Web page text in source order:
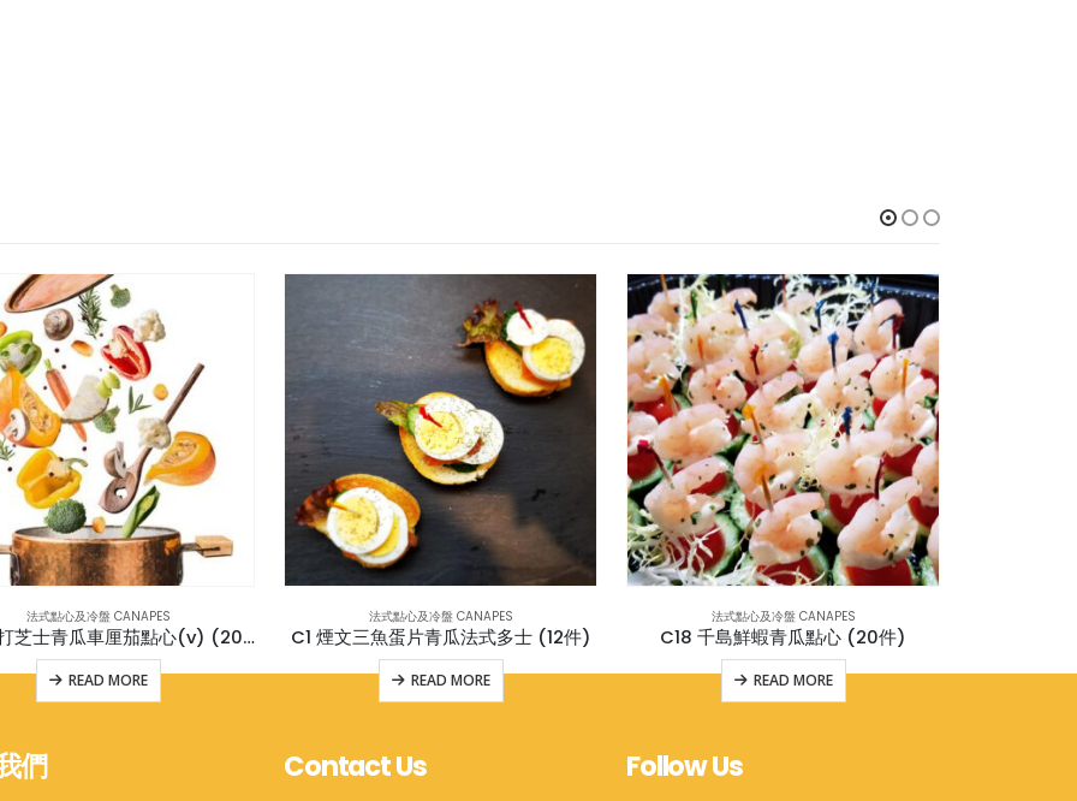
法式點心及冷盤 CANAPES
C16 車打芝士青瓜車厘茄點心(v) (20件)
READ MORE
法式點心及冷盤 CANAPES
C1 煙文三魚蛋片青瓜法式多士 (12件)
READ MORE
法式點心及冷盤 CANAPES
C18 千島鮮蝦青瓜點心 (20件)
READ MORE
們 Contact Us Follow Us